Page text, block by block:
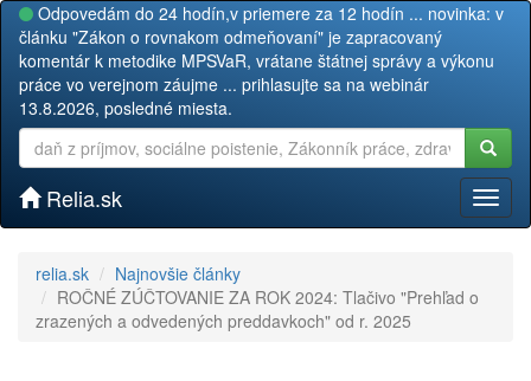
Odpovedám do 24 hodín,v priemere za 12 hodín ... novinka: v
článku "Zákon o rovnakom odmeňovaní" je zapracovaný
komentár k metodike MPSVaR, vrátane štátnej správy a výkonu
práce vo verejnom záujme ... prihlasujte sa na webinár
13.8.2026, posledné miesta.
Relia.sk
relia.sk
Najnovšie články
ROČNÉ ZÚČTOVANIE ZA ROK 2024: Tlačivo "Prehľad o
zrazených a odvedených preddavkoch" od r. 2025